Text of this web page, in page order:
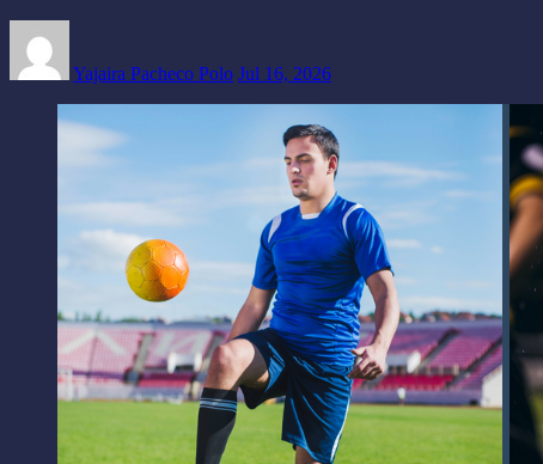
Yajaira Pacheco Polo Jul 16, 2026